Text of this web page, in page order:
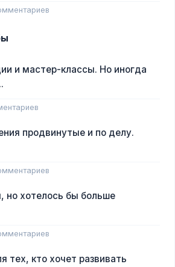
и мастер-классы. Но иногда
продвинутые и по делу.
но хотелось бы больше
тех, кто хочет развивать